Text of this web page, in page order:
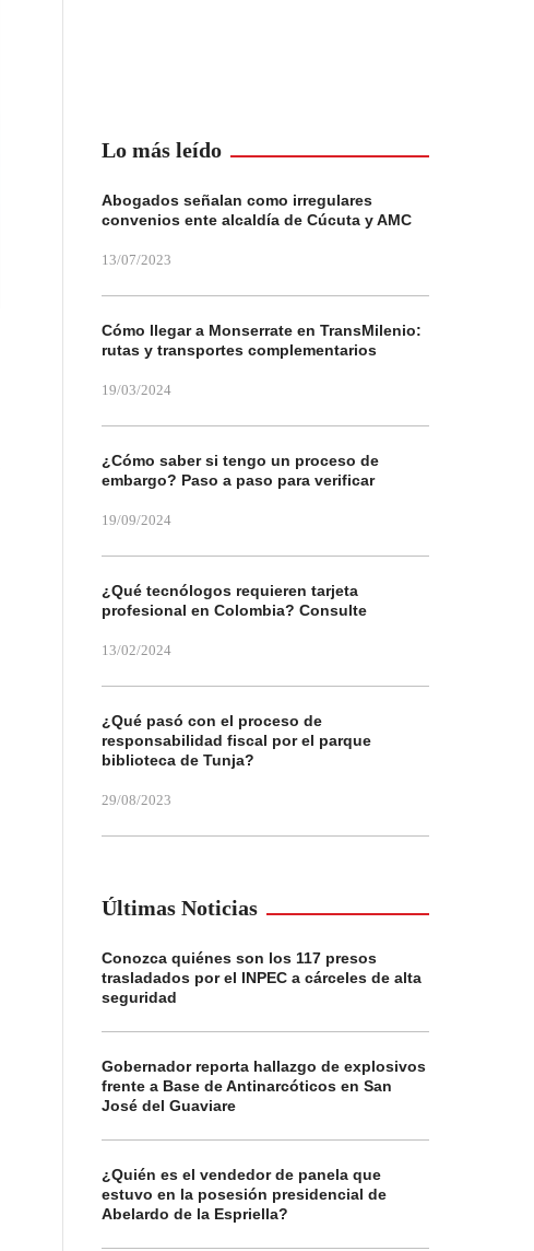
Lo más leído
Abogados señalan como irregulares
convenios ente alcaldía de Cúcuta y AMC
13/07/2023
Cómo llegar a Monserrate en TransMilenio:
rutas y transportes complementarios
19/03/2024
¿Cómo saber si tengo un proceso de
embargo? Paso a paso para verificar
19/09/2024
¿Qué tecnólogos requieren tarjeta
profesional en Colombia? Consulte
13/02/2024
¿Qué pasó con el proceso de
responsabilidad fiscal por el parque
biblioteca de Tunja?
29/08/2023
Últimas Noticias
Conozca quiénes son los 117 presos
trasladados por el INPEC a cárceles de alta
seguridad
Gobernador reporta hallazgo de explosivos
frente a Base de Antinarcóticos en San
José del Guaviare
¿Quién es el vendedor de panela que
estuvo en la posesión presidencial de
Abelardo de la Espriella?